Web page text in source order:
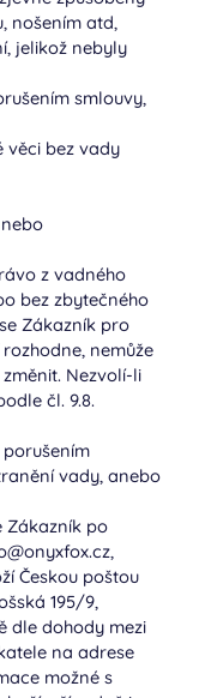
nošením atd,
jelikož nebyly
smlouvy,
věci bez vady
z vadného
bez zbytečného
Zákazník pro
nemůže
Nezvolí-li
čl. 9.8.
vady, anebo
Zákazník po
Českou poštou
195/9,
dle dohody mezi
na adrese
možné s